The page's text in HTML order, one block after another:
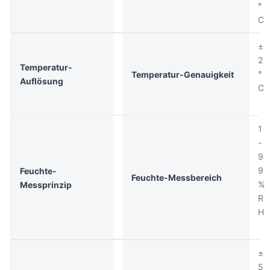
°
C
Temperatur-
Auflösung
Temperatur-Genauigkeit
±
2
°
C
Feuchte-
Messprinzip
e
®
Feuchte-Messbereich
1
-
9
9
%
R
H
±
5